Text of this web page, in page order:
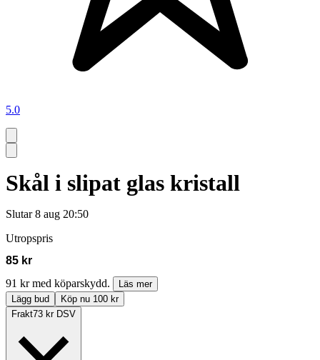
5.0
Skål i slipat glas kristall
Slutar 8 aug 20:50
Utropspris
85 kr
91 kr med köparskydd.
Läs mer
Lägg bud
Köp nu 100 kr
Frakt73 kr DSV